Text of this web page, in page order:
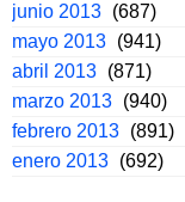
junio 2013 (687)
mayo 2013 (941)
abril 2013 (871)
marzo 2013 (940)
febrero 2013 (891)
enero 2013 (692)